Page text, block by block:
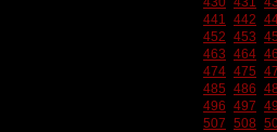
441 442
452 453
463 464
474 475
485 486
496 497
507 508